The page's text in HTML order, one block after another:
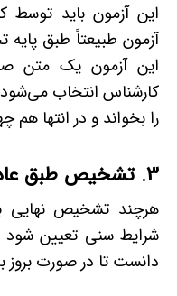
این آزمون باید توسط
آزمون طبیعتاً طبق
این آزمون یک متن
کارشناس انتخاب
را بخواند و در انتها هم
3. تشخیص طبق عادت‌های رفتاری
هرچند تشخیص نهایی
شرایط سنی تعیین شود
دانست تا در صورت